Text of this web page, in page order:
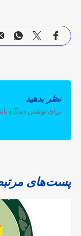
نظر بدهید
برای نوشتن دیدگاه
پست‌های